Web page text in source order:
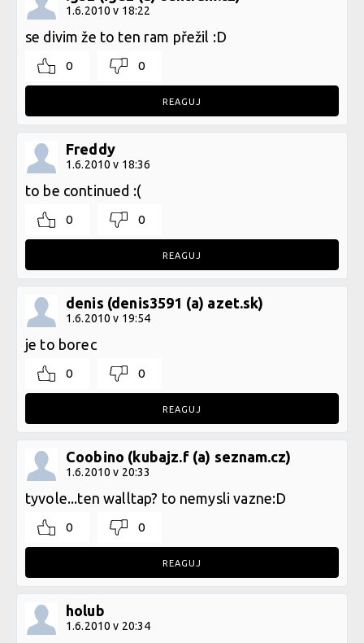
1.6.2010 v 18:22
se divim že to ten ram přežil :D
0 0
REAGUJ
Freddy
1.6.2010 v 18:36
to be continued :(
0 0
REAGUJ
denis (denis3591 (a) azet.sk)
1.6.2010 v 19:54
je to borec
0 0
REAGUJ
Coobino (kubajz.f (a) seznam.cz)
1.6.2010 v 20:33
tyvole...ten walltap? to nemysli vazne:D
0 0
REAGUJ
holub
1.6.2010 v 20:34